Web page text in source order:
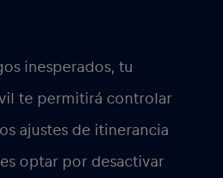
inesperados, tu
te permitirá controlar
ajustes de itinerancia
optar por desactivar